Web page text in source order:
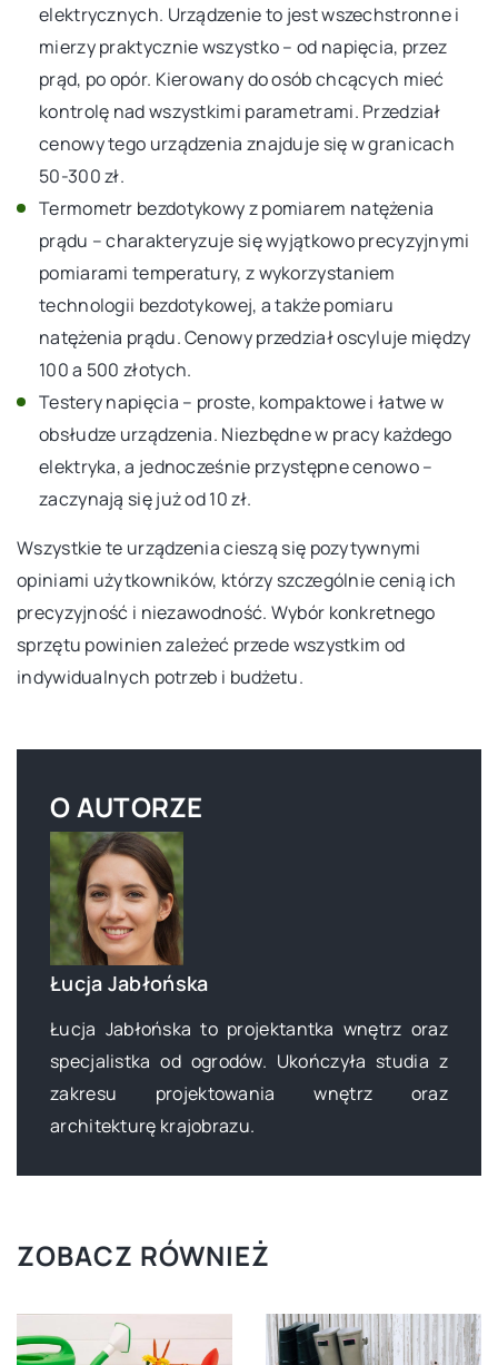
elektrycznych. Urządzenie to jest wszechstronne i
mierzy praktycznie wszystko – od napięcia, przez
prąd, po opór. Kierowany do osób chcących mieć
kontrolę nad wszystkimi parametrami. Przedział
cenowy tego urządzenia znajduje się w granicach
50-300 zł.
Termometr bezdotykowy z pomiarem natężenia
prądu – charakteryzuje się wyjątkowo precyzyjnymi
pomiarami temperatury, z wykorzystaniem
technologii bezdotykowej, a także pomiaru
natężenia prądu. Cenowy przedział oscyluje między
100 a 500 złotych.
Testery napięcia – proste, kompaktowe i łatwe w
obsłudze urządzenia. Niezbędne w pracy każdego
elektryka, a jednocześnie przystępne cenowo –
zaczynają się już od 10 zł.
Wszystkie te urządzenia cieszą się pozytywnymi
opiniami użytkowników, którzy szczególnie cenią ich
precyzyjność i niezawodność. Wybór konkretnego
sprzętu powinien zależeć przede wszystkim od
indywidualnych potrzeb i budżetu.
O AUTORZE
Łucja Jabłońska
Łucja Jabłońska to projektantka wnętrz oraz
specjalistka od ogrodów. Ukończyła studia z
zakresu projektowania wnętrz oraz
architekturę krajobrazu.
ZOBACZ RÓWNIEŻ